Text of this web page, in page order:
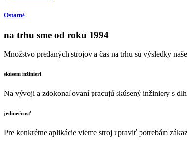
Ostatné
na trhu sme od roku 1994
Množstvo predaných strojov a čas na trhu sú výsledky
skúsení inžinieri
Na vývoji a zdokonaľovaní pracujú skúsený inžiniery s
jedinečnosť
Pre konkrétne aplikácie vieme stroj upraviť potrebám